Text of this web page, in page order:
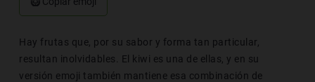
Hay frutas que, por su sabor y forma tan particular,
resultan inolvidables. El kiwi es una de ellas, y en su
versión emoji también mantiene esa combinación de